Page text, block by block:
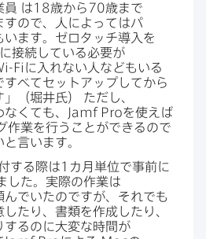
員 は18歳から 70歳まで​
すので、​人に​よっては​パ
います。​ゼロタッチ導入を​
に​接続している​必要が​
Fi に​入れない​人なども​いる​
べて​セットアップしてから​
（堀井氏）
ただし、​
くても、
Jamf Proを​使えば​
作業を​行うことができるので​
言います。
する​際は1 カ月単位で​事前に​
した。​実際の​作業は​
でいたのですが、​それでも​
たり、​書類を​作成したり、​
するのに​大変な​時間が​